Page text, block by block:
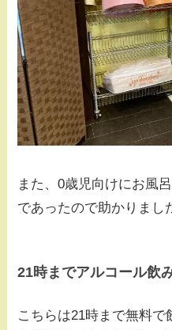
また、0歳児向けにお風
であったので助かりまし
21時までアルコール飲
こちらは21時まで無料で